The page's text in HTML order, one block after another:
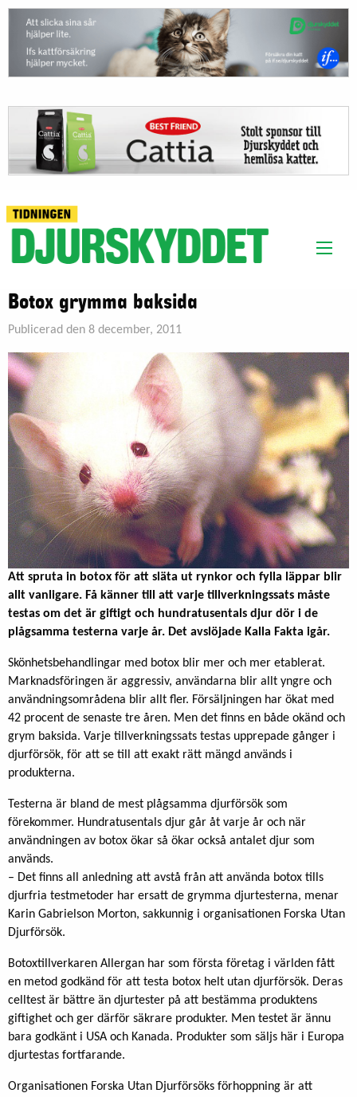
Botox grymma baksida
Publicerad den 8 december, 2011
Att spruta in botox för att släta ut rynkor och fylla läppar blir
allt vanligare. Få känner till att varje tillverkningssats måste
testas om det är giftigt och hundratusentals djur dör i de
plågsamma testerna varje år. Det avslöjade Kalla Fakta igår.
Skönhetsbehandlingar med botox blir mer och mer etablerat.
Marknadsföringen är aggressiv, användarna blir allt yngre och
användningsområdena blir allt fler. Försäljningen har ökat med
42 procent de senaste tre åren. Men det finns en både okänd och
grym baksida. Varje tillverkningssats testas upprepade gånger i
djurförsök, för att se till att exakt rätt mängd används i
produkterna.
Testerna är bland de mest plågsamma djurförsök som
förekommer. Hundratusentals djur går åt varje år och när
användningen av botox ökar så ökar också antalet djur som
används.
– Det finns all anledning att avstå från att använda botox tills
djurfria testmetoder har ersatt de grymma djurtesterna, menar
Karin Gabrielson Morton, sakkunnig i organisationen Forska Utan
Djurförsök.
Botoxtillverkaren Allergan har som första företag i världen fått
en metod godkänd för att testa botox helt utan djurförsök. Deras
celltest är bättre än djurtester på att bestämma produktens
giftighet och ger därför säkrare produkter. Men testet är ännu
bara godkänt i USA och Kanada. Produkter som säljs här i Europa
djurtestas fortfarande.
Organisationen Forska Utan Djurförsöks förhoppning är att